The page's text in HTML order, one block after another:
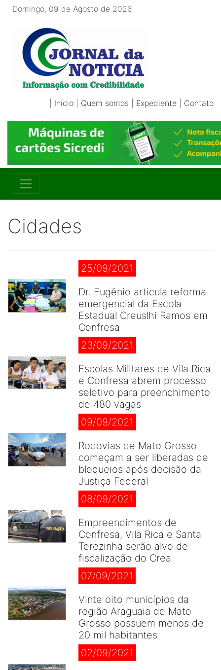
Domingo, 09 de Agosto de 2026
Início Quem somos Expediente Contato
Cidades
25/09/2021
Dr. Eugênio articula reforma
emergencial da Escola
Estadual Creuslhi Ramos em
Confresa
23/09/2021
Escolas Militares de Vila Rica
e Confresa abrem processo
seletivo para preenchimento
de 480 vagas
09/09/2021
Rodovias de Mato Grosso
começam a ser liberadas de
bloqueios após decisão da
Justiça Federal
08/09/2021
Empreendimentos de
Confresa, Vila Rica e Santa
Terezinha serão alvo de
fiscalização do Crea
07/09/2021
Vinte oito municípios da
região Araguaia de Mato
Grosso possuem menos de
20 mil habitantes
02/09/2021